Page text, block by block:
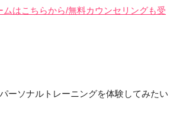
ムはこちらから/無料カウンセリングも受
ーソナルトレーニングを体験してみたい